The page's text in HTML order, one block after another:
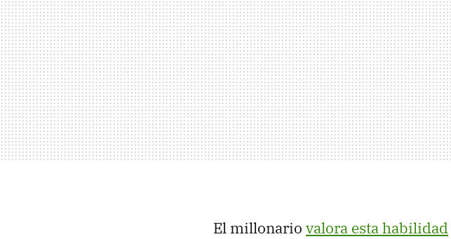
El millonario valora esta habilidad